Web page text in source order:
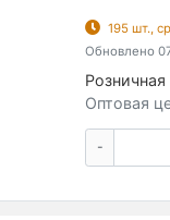
195 шт.,
Обновлено
Розничная
Оптовая
-